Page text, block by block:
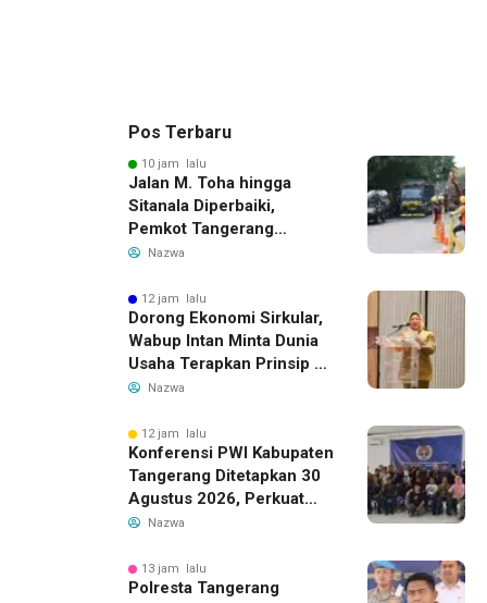
Pos Terbaru
10 jam lalu
Jalan M. Toha hingga
Sitanala Diperbaiki,
Pemkot Tangerang
Siapkan Rekayasa Lalu
Nazwa
12 jam lalu
Dorong Ekonomi Sirkular,
Wabup Intan Minta Dunia
Usaha Terapkan Prinsip 3R
dalam Pengelolaan Limbah
Nazwa
12 jam lalu
Konferensi PWI Kabupaten
Tangerang Ditetapkan 30
Agustus 2026, Perkuat
Demokrasi dan Soliditas
Nazwa
13 jam lalu
Polresta Tangerang